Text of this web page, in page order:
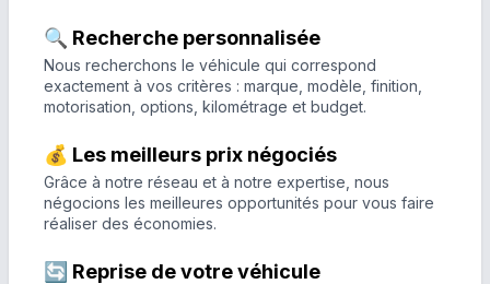
🔍 Recherche personnalisée
Nous recherchons le véhicule qui correspond
exactement à vos critères : marque, modèle, finition,
motorisation, options, kilométrage et budget.
💰 Les meilleurs prix négociés
Grâce à notre réseau et à notre expertise, nous
négocions les meilleures opportunités pour vous faire
réaliser des économies.
🔄 Reprise de votre véhicule